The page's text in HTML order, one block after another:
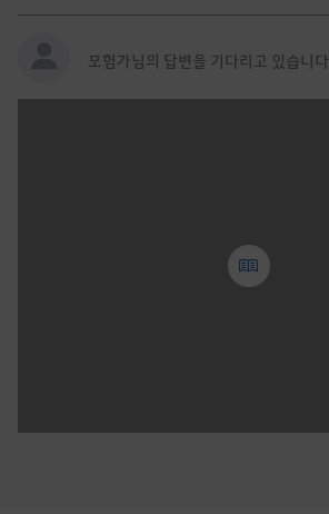
로
그
능
모험가님의 답변을 기다리고 있습니다.